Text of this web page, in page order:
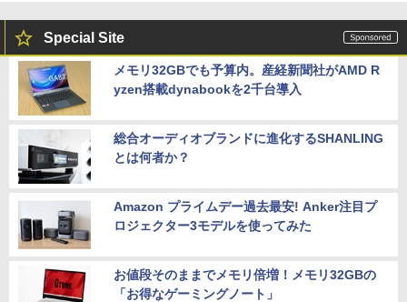
Special Site
メモリ32GBでも予算内。産経新聞社がAMD R
yzen搭載dynabookを2千台導入
総合オーディオブランドに進化するSHANLING
とは何者か？
Amazon プライムデー過去最安! Anker注目プ
ロジェクター3モデルを使ってみた
お値段そのままでメモリ倍増！メモリ32GBの
「お得なゲーミングノート」